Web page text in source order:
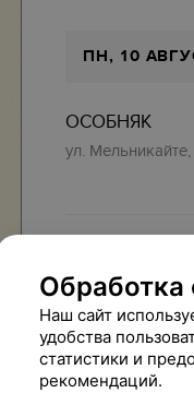
ПН, 10
ОСОБНЯК
ул.
Вход:
Обработка
Наш сайт
удобства
статистики и
рекомендаций.